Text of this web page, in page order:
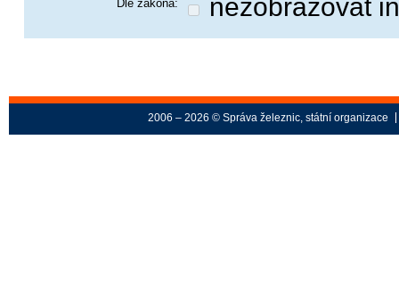
Dle zákona: nezobrazovat
2006 – 2026 © Správa železnic, státní organizace